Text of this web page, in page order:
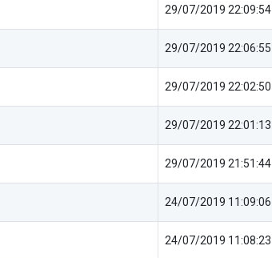
29/07/2019 22:09:54
29/07/2019 22:06:55
29/07/2019 22:02:50
29/07/2019 22:01:13
29/07/2019 21:51:44
24/07/2019 11:09:06
24/07/2019 11:08:23